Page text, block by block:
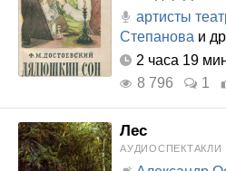
артисты
Степанова и
2 часа 19
8 796
1
Лес
АУДИОСПЕКТАКЛИ